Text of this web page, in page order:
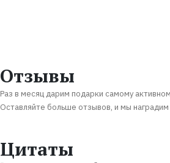
Отзывы
Раз в месяц дарим подарки самому
Оставляйте больше отзывов, и мы наградим
Цитаты